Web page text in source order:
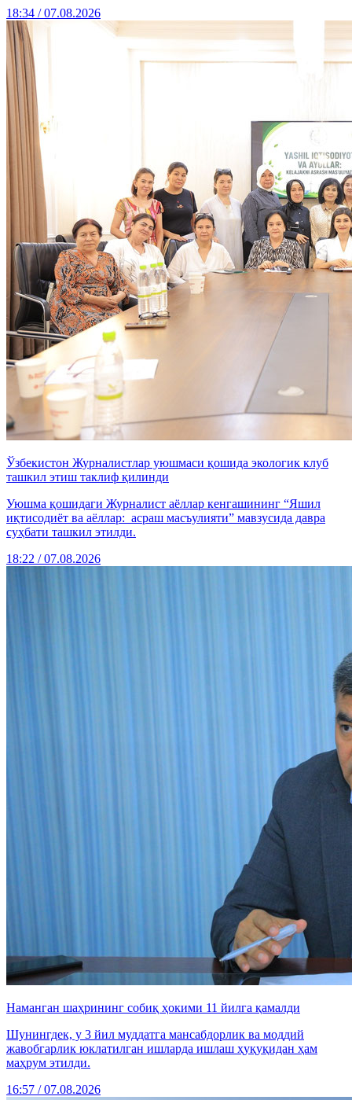
18:34 / 07.08.2026
Ўзбекистон Журналистлар уюшмаси қошида экологик клуб
ташкил этиш таклиф қилинди
Уюшма қошидаги Журналист аёллар кенгашининг “Яшил
иқтисодиёт ва аёллар: асраш масъулияти” мавзусида давра
суҳбати ташкил этилди.
18:22 / 07.08.2026
Наманган шаҳрининг собиқ ҳокими 11 йилга қамалди
Шунингдек, у 3 йил муддатга мансабдорлик ва моддий
жавобгарлик юклатилган ишларда ишлаш ҳуқуқидан ҳам
маҳрум этилди.
16:57 / 07.08.2026